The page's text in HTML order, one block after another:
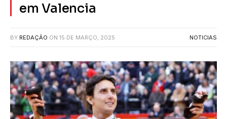
em Valencia
BY REDAÇÃO ON 15 DE MARÇO, 2025 NOTICIAS